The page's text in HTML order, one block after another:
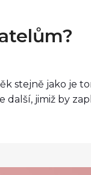
stejně jako je
jimiž by